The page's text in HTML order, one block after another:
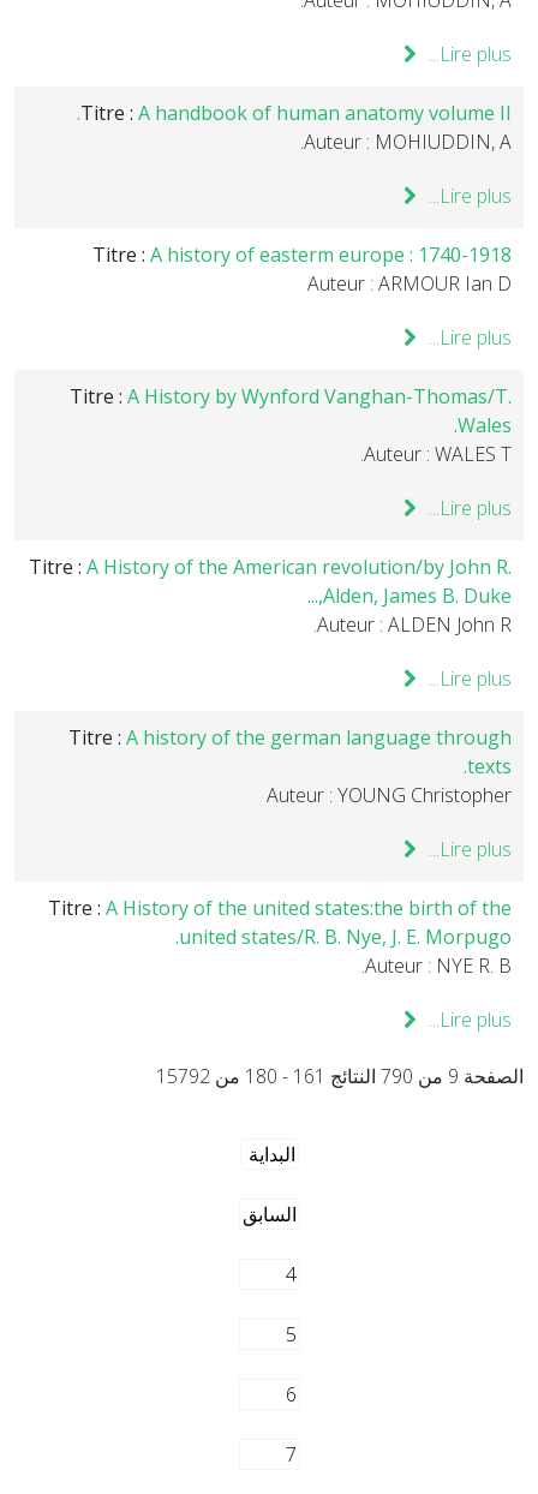
Lire plus...
Titre : A handbook of human anatomy volume II.
Auteur : MOHIUDDIN, A.
Lire plus...
Titre : A history of easterm europe : 1740-1918
Auteur : ARMOUR Ian D
Lire plus...
Titre : A History by Wynford Vanghan-Thomas/T.
Wales.
Auteur : WALES T.
Lire plus...
Titre : A History of the American revolution/by John R.
Alden, James B. Duke,...
Auteur : ALDEN John R.
Lire plus...
Titre : A history of the german language through
texts.
Auteur : YOUNG Christopher
Lire plus...
Titre : A History of the united states:the birth of the
united states/R. B. Nye, J. E. Morpugo.
Auteur : NYE R. B.
Lire plus...
الصفحة 9 من 790 النتائج 161 - 180 من 15792
البداية
السابق
4
5
6
7